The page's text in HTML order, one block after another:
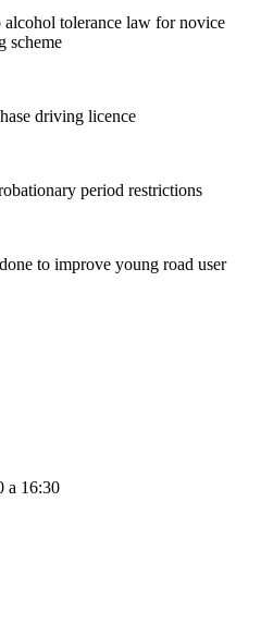
alcohol tolerance law for novice
scheme
driving licence
period restrictions
to improve young road user
a 16:30